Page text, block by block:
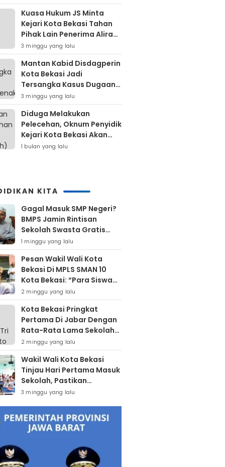
Kuasa Hukum JS Minta
Kejari Kota Bekasi Tahan
Pihak Lain Penerima Aliran
Dana Rp80 Juta
3 minggu yang lalu
Mantan Kabid Disdagperin
Kota Bekasi Jadi
Tersangka Kasus Dugaan
Pungli MCK Pasar
Bantargebang
3 minggu yang lalu
Diduga Melakukan
Pelecehan, Oknum Penyidik
Kejari Kota Bekasi Akan
Dilaporkan
1 bulan yang lalu
KITA
Gagal Masuk SMP Negeri?
BMPS Jamin Rintisan
Sekolah Swasta Gratis
Untuk Masyarakat Kota
Bekasi
1 minggu yang lalu
Pesan Wakil Wali Kota
Bekasi Di MPLS SMAN 10
Kota Bekasi: “Para Siswa
Hindari Perilaku Yang
Bertentangan Dengan
Norma Masyarakat
Maupun Agama”
2 minggu yang lalu
Kota Bekasi Pringkat
Pertama Di Jabar Dengan
Rata-Rata Lama Sekolah
Di Atas 12 Tahun
2 minggu yang lalu
Wakil Wali Kota Bekasi
Tinjau Hari Pertama Masuk
Sekolah, Pastikan
Kesiapan SMP Negeri
2026
3 minggu yang lalu